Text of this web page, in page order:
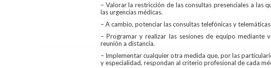
– Valorar la restricción de las consultas presenciales a las
las urgencias médicas.
– A cambio, potenciar las consultas telefónicas y telemáticas.
– Programar y realizar las sesiones de equipo mediante
reunión a distancia.
– Implementar cualquier otra medida que, por las
y especialidad, respondan al criterio profesional de cada